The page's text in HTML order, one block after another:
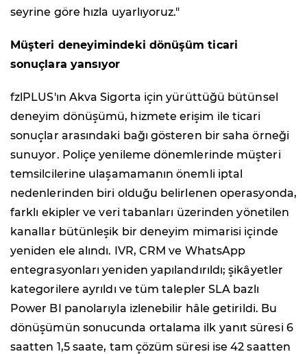
seyrine göre hızla uyarlıyoruz."
Müşteri deneyimindeki dönüşüm ticari
sonuçlara yansıyor
fzlPLUS'ın Akva Sigorta için yürüttüğü bütünsel
deneyim dönüşümü, hizmete erişim ile ticari
sonuçlar arasındaki bağı gösteren bir saha örneği
sunuyor. Poliçe yenileme dönemlerinde müşteri
temsilcilerine ulaşamamanın önemli iptal
nedenlerinden biri olduğu belirlenen operasyonda,
farklı ekipler ve veri tabanları üzerinden yönetilen
kanallar bütünleşik bir deneyim mimarisi içinde
yeniden ele alındı. IVR, CRM ve WhatsApp
entegrasyonları yeniden yapılandırıldı; şikâyetler
kategorilere ayrıldı ve tüm talepler SLA bazlı
Power BI panolarıyla izlenebilir hâle getirildi. Bu
dönüşümün sonucunda ortalama ilk yanıt süresi 6
saatten 1,5 saate, tam çözüm süresi ise 42 saatten